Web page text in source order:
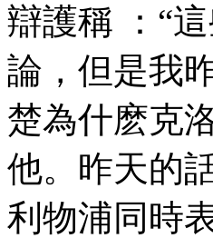
辯護稱 ：
論，但是
楚為什麽克
他。昨天
利物浦同時表